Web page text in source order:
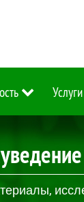
Услуги